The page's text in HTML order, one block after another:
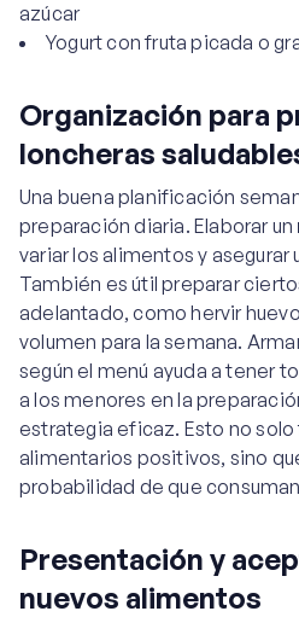
azúcar
Yogurt con fruta picada o
Organización para
loncheras
Una buena planificación
preparación diaria. Elaborar un
variar los alimentos y asegurar
También es útil preparar
adelantado, como hervir
volumen para la semana.
según el menú ayuda a tener
a los menores en la
estrategia eficaz. Esto no
alimentarios positivos, sino
probabilidad de que
Presentación y
nuevos alimentos